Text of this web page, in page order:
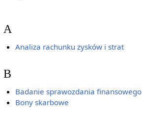
A
Analiza rachunku zysków i strat
B
Badanie sprawozdania finansowego
Bony skarbowe